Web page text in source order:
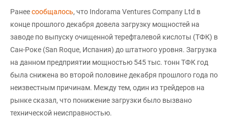
Ранеесообщалось, что Indorama Ventures Company Ltd в
конце прошлого декабря довела загрузку мощностей на
заводе по выпуску очищенной терефталевой кислоты (ТФК) в
Сан-Роке (San Roque, Испания) до штатного уровня. Загрузка
на данном предприятии мощностью 545 тыс. тонн ТФК год
была снижена во второй половине декабря прошлого года по
неизвестным причинам. Между тем, один из трейдеров на
рынке сказал, что понижение загрузки было вызвано
технической неисправностью.